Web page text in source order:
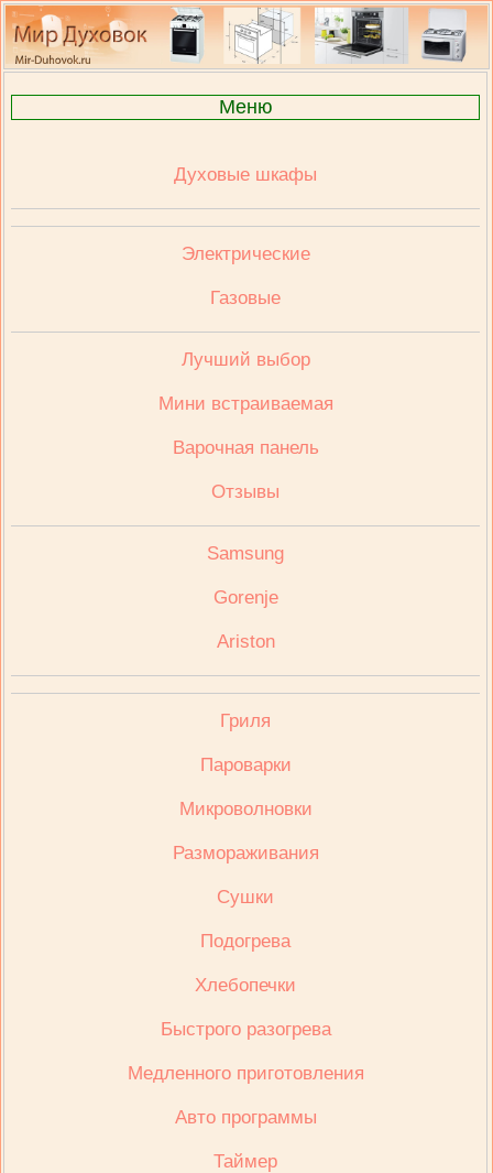
Меню
Духовые шкафы
Электрические
Газовые
Лучший выбор
Мини встраиваемая
Варочная панель
Отзывы
Samsung
Gorenje
Ariston
Гриля
Пароварки
Микроволновки
Размораживания
Сушки
Подогрева
Хлебопечки
Быстрого разогрева
Медленного приготовления
Авто программы
Таймер